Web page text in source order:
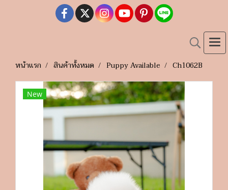
หน้าแรก สินค้าทั้งหมด Puppy Available Ch1062B
New